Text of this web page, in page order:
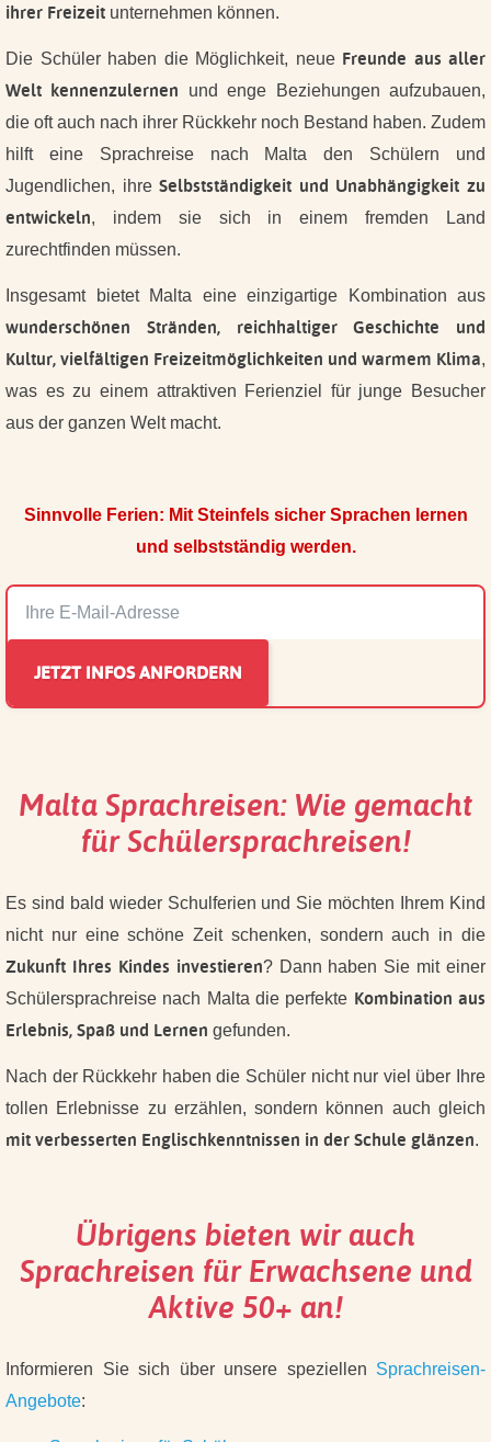
ihrer Freizeit unternehmen können.
Die Schüler haben die Möglichkeit, neue Freunde aus aller
Welt kennenzulernen und enge Beziehungen aufzubauen,
die oft auch nach ihrer Rückkehr noch Bestand haben. Zudem
hilft eine Sprachreise nach Malta den Schülern und
Jugendlichen, ihreSelbstständigkeit und Unabhängigkeit zu
entwickeln, indem sie sich in einem fremden Land
zurechtfinden müssen.
Insgesamt bietet Malta eine einzigartige Kombination aus
wunderschönen Stränden, reichhaltiger Geschichte und
Kultur, vielfältigen Freizeitmöglichkeiten und warmem Klima,
was es zu einem attraktiven Ferienziel für junge Besucher
aus der ganzen Welt macht.
Sinnvolle Ferien: Mit Steinfels sicher Sprachen lernen
und selbstständig werden.
Malta Sprachreisen: Wie gemacht
für Schülersprachreisen!
Es sind bald wieder Schulferien und Sie möchten Ihrem Kind
nicht nur eine schöne Zeit schenken, sondern auch in die
Zukunft Ihres Kindes investieren? Dann haben Sie mit einer
Schülersprachreise nach Malta die perfekte Kombination aus
Erlebnis, Spaß und Lernen gefunden.
Nach der Rückkehr haben die Schüler nicht nur viel über Ihre
tollen Erlebnisse zu erzählen, sondern können auch gleich
mit verbesserten Englischkenntnissen in der Schule glänzen.
Übrigens bieten wir auch
Sprachreisen für Erwachsene und
Aktive 50+ an!
Informieren Sie sich über unsere speziellen Sprachreisen-
Angebote: